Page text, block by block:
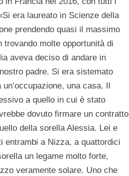
era laureato in Scienze della
prendendo quasi il massimo
trovando molte opportunità di
aveva deciso di andare in
padre. Si era sistemato
un’occupazione, una casa. Il
a quello in cui è stato
dovuto firmare un contratto
della sorella Alessia. Lei e
entrambi a Nizza, a quattordici
un legame molto forte,
veramente solare. Uno che